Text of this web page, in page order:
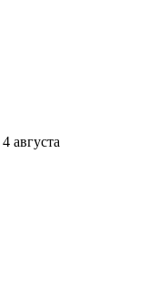
4 августа